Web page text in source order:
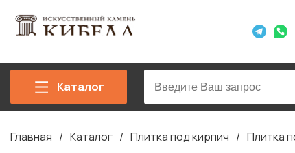
Каталог
Строка
Главная Каталог Плитка под кирпич Плитка